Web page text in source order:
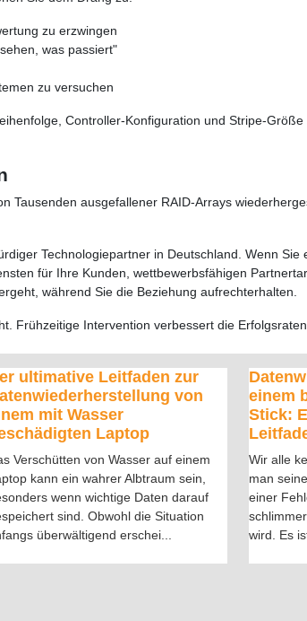
zu erzwingen
was passiert"
zu versuchen
Controller-Konfiguration und Stripe-
Tausenden ausgefallener RAID-Arrays
Technologiepartner in Deutschland. Wenn
für Ihre Kunden, wettbewerbsfähigen
während Sie die Beziehung aufrechterhalten.
Frühzeitige Intervention verbessert die
ultimative Leitfaden zur
von
mit Wasser
Laptop
Verschütten von Wasser auf einem
kann ein wahrer Albtraum sein,
wenn wichtige Daten darauf
sind. Obwohl die Situation
überwältigend erschei...
einem
Stick:
Wir alle
man
einer
wird. Es